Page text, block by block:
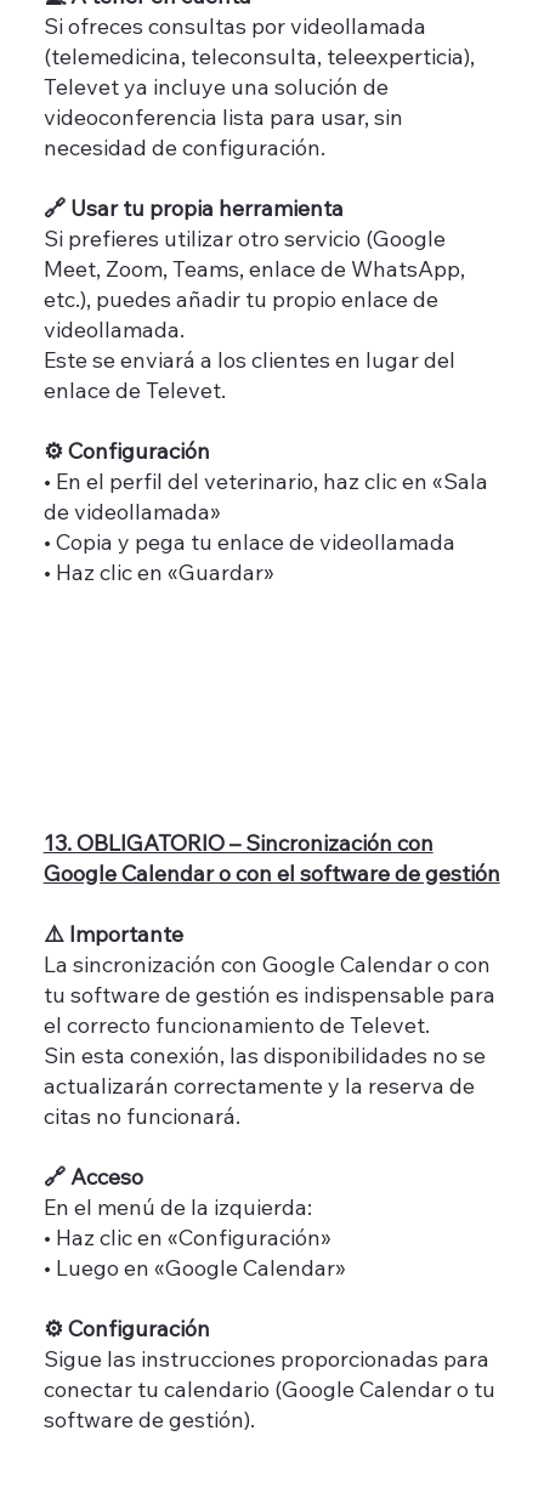
Si ofreces consultas por videollamada
(telemedicina, teleconsulta, teleexperticia),
Televet ya incluye una solución de
videoconferencia lista para usar, sin
necesidad de configuración.
🔗 Usar tu propia herramienta
Si prefieres utilizar otro servicio (Google
Meet, Zoom, Teams, enlace de WhatsApp,
etc.), puedes añadir tu propio enlace de
videollamada.
Este se enviará a los clientes en lugar del
enlace de Televet.
⚙️ Configuración
• En el perfil del veterinario, haz clic en «Sala
de videollamada»
• Copia y pega tu enlace de videollamada
• Haz clic en «Guardar»
13. OBLIGATORIO – Sincronización con
Google Calendar o con el software de gestión
⚠️ Importante
La sincronización con Google Calendar o con
tu software de gestión es indispensable para
el correcto funcionamiento de Televet.
Sin esta conexión, las disponibilidades no se
actualizarán correctamente y la reserva de
citas no funcionará.
🔗 Acceso
En el menú de la izquierda:
• Haz clic en «Configuración»
• Luego en «Google Calendar»
⚙️ Configuración
Sigue las instrucciones proporcionadas para
conectar tu calendario (Google Calendar o tu
software de gestión).